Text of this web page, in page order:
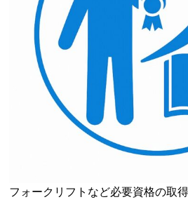
フォークリフトなど必要資格の取